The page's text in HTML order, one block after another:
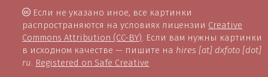
Если не указано иное, все картинки
распространяются на условиях лицензии Creative
Commons Attribution (CC-BY). Если вам нужны картинки
в исходном качестве — пишите на hires [at] dxfoto [dot]
ru. Registered on Safe Creative